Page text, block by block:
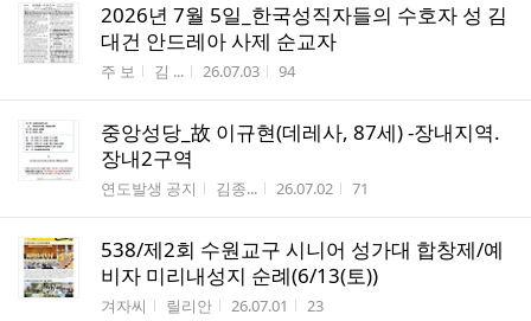
2026년 7월 5일_한국성직자들의 수호자 성 김
대건 안드레아 사제 순교자
게시판명
주 보 작성자
김 ... 작성시간
26.07.03 조회수
94
중앙성당_故 이규현(데레사, 87세) -장내지역.
장내2구역
게시판명
연도발생 공지 작성자
김종... 작성시간
26.07.02 조회수
71
538/제2회 수원교구 시니어 성가대 합창제/예
비자 미리내성지 순례(6/13(토))
게시판명
겨자씨 작성자
릴리안 작성시간
26.07.01 조회수
23